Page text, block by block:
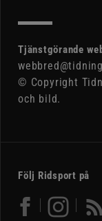
Tjänstgörande
© Copyright
och bild.
Följ Ridsport på